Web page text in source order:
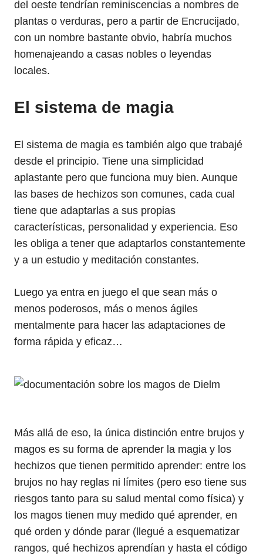
del oeste tendrían reminiscencias a nombres de
plantas o verduras, pero a partir de Encrucijado,
con un nombre bastante obvio, habría muchos
homenajeando a casas nobles o leyendas
locales.
El sistema de magia
El sistema de magia es también algo que trabajé
desde el principio. Tiene una simplicidad
aplastante pero que funciona muy bien. Aunque
las bases de hechizos son comunes, cada cual
tiene que adaptarlas a sus propias
características, personalidad y experiencia. Eso
les obliga a tener que adaptarlos constantemente
y a un estudio y meditación constantes.
Luego ya entra en juego el que sean más o
menos poderosos, más o menos ágiles
mentalmente para hacer las adaptaciones de
forma rápida y eficaz…
Más allá de eso, la única distinción entre brujos y
magos es su forma de aprender la magia y los
hechizos que tienen permitido aprender: entre los
brujos no hay reglas ni límites (pero eso tiene sus
riesgos tanto para su salud mental como física) y
los magos tienen muy medido qué aprender, en
qué orden y dónde parar (llegué a esquematizar
rangos, qué hechizos aprendían y hasta el código